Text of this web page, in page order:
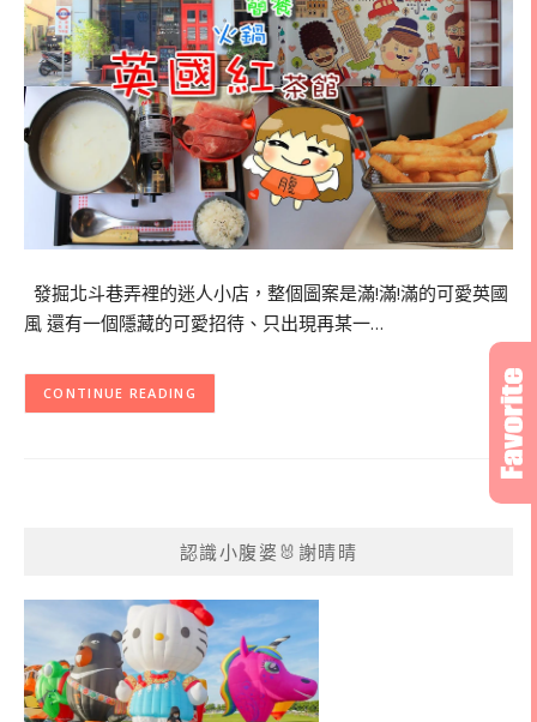
發掘北斗巷弄裡的迷人小店，整個圖案是滿!滿!滿的可愛英國
風 還有一個隱藏的可愛招待、只出現再某一…
CONTINUE READING
認識小腹婆🐰謝晴晴